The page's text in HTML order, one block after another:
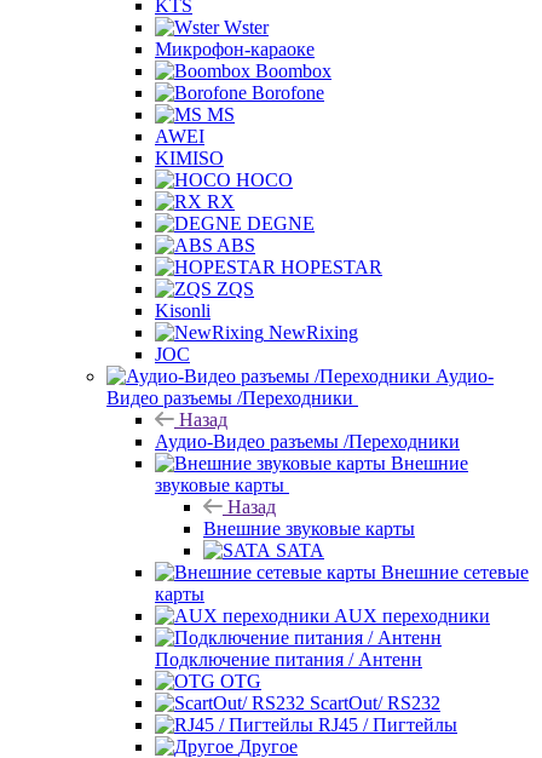
KTS
Wster
Микрофон-караоке
Boombox
Borofone
MS
AWEI
KIMISO
HOCO
RX
DEGNE
ABS
HOPESTAR
ZQS
Kisonli
NewRixing
JOC
Аудио-
Видео разъемы /Переходники
Назад
Аудио-Видео разъемы /Переходники
Внешние
звуковые карты
Назад
Внешние звуковые карты
SATA
Внешние сетевые
карты
AUX переходники
Подключение питания / Антенн
OTG
ScartOut/ RS232
RJ45 / Пигтейлы
Другое